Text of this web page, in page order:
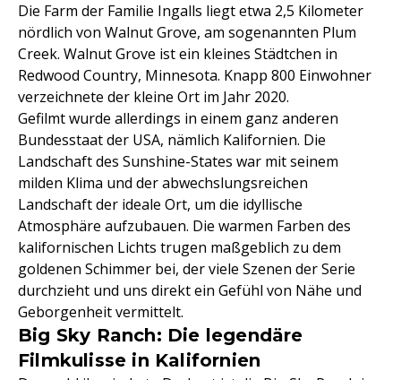
Die Farm der Familie Ingalls liegt etwa 2,5 Kilometer
nördlich von Walnut Grove, am sogenannten Plum
Creek. Walnut Grove ist ein kleines Städtchen in
Redwood Country, Minnesota. Knapp 800 Einwohner
verzeichnete der kleine Ort im Jahr 2020.
Gefilmt wurde allerdings in einem ganz anderen
Bundesstaat der USA, nämlich Kalifornien. Die
Landschaft des Sunshine-States war mit seinem
milden Klima und der abwechslungsreichen
Landschaft der ideale Ort, um die idyllische
Atmosphäre aufzubauen. Die warmen Farben des
kalifornischen Lichts trugen maßgeblich zu dem
goldenen Schimmer bei, der viele Szenen der Serie
durchzieht und uns direkt ein Gefühl von Nähe und
Geborgenheit vermittelt.
Big Sky Ranch: Die legendäre
Filmkulisse in Kalifornien